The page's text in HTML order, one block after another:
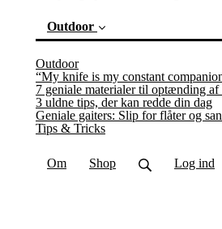
Outdoor
Outdoor
“My knife is my constant
7 geniale materialer til optænding af
3 uldne tips, der kan redde din dag
Geniale gaiters: Slip for flåter og
Tips & Tricks(current)
Om Shop Log ind